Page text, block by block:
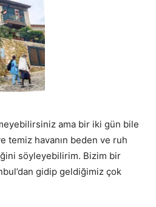
ama bir iki gün bile
temiz havanın beden ve ruh
söyleyebilirim. Bizim bir
gidip geldiğimiz çok